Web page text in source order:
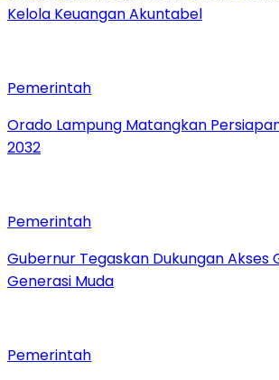
Kelola Keuangan Akuntabel
Pemerintah
Orado Lampung Matangkan
2032
Pemerintah
Gubernur Tegaskan Dukungan Akses
Generasi Muda
Pemerintah